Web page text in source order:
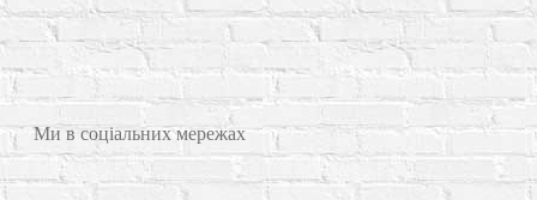
Ми в соціальних мережах